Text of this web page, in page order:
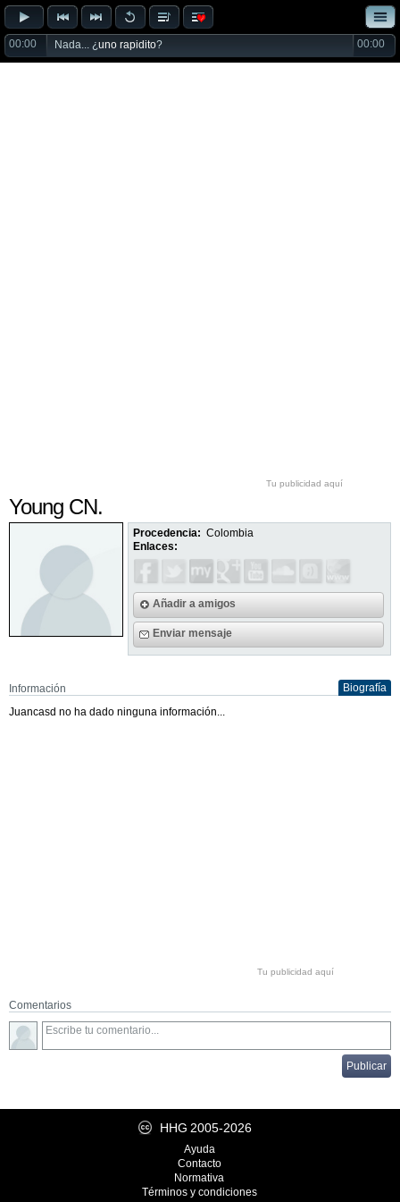
00:00 Nada... ¿uno rapidito? 00:00
Tu publicidad aquí
Young CN.
Procedencia: Colombia
Enlaces:
Añadir a amigos
Enviar mensaje
Información
Biografía
Juancasd no ha dado ninguna información...
Tu publicidad aquí
Comentarios
HHG 2005-2026
Ayuda
Contacto
Normativa
Términos y condiciones